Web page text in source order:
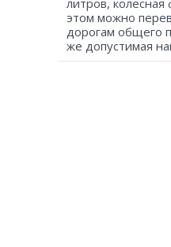
этом можно
дорогам общего
же допустимая